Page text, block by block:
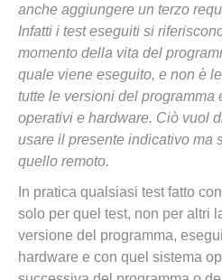
anche aggiungere un terzo
Infatti i test eseguiti si
momento della vita del
quale viene eseguito, e non è
tutte le versioni del programma
operativi e hardware. Ciò vuol
usare il presente indicativo ma
quello remoto.
In pratica qualsiasi test fatto
solo per quel test, non per altri
versione del programma,
hardware e con quel sistema